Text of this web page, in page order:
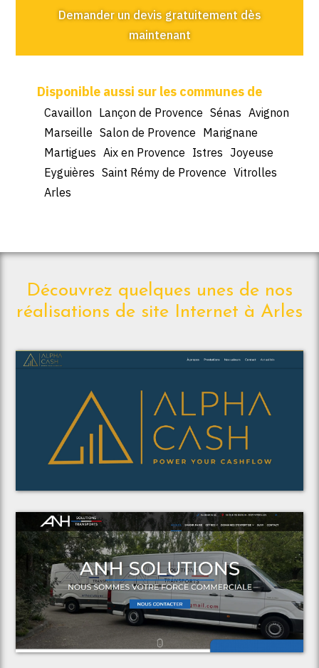
Demander un devis gratuitement dès
maintenant
Cavaillon Lançon de Provence Sénas Avignon
Marseille Salon de Provence Marignane
Martigues Aix en Provence Istres Joyeuse
Eyguières Saint Rémy de Provence Vitrolles
Arles
Découvrez quelques unes de nos
réalisations de site Internet à Arles
Voir le projet
Alpha Cash Consulting
Voir le projet
ANH Solutions